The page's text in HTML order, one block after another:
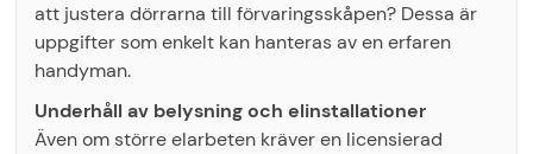
att justera dörrarna till förvaringsskåpen? Dessa är
uppgifter som enkelt kan hanteras av en erfaren
handyman.
Underhåll av belysning och elinstallationer
Även om större elarbeten kräver en licensierad